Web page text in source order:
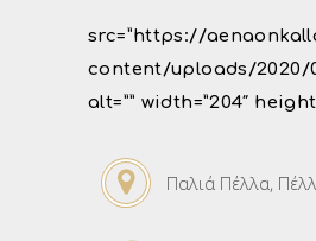
src=”https://
content/uploads/2020/
alt=”” width=”204″
Παλιά Πέλλα,